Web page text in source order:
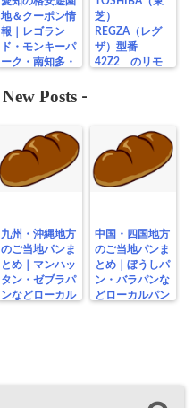
地＆クーポン情
報｜レゴラン
ド・モンキーパ
ーク・南知多・
芝）
REGZA（レグ
ザ）型番
42Z2 のリモ
New Posts -
九州・沖縄地方
のご当地パンま
とめ｜マンハッ
タン・ゼブラパ
ンなどローカル
中国・四国地方
のご当地パンま
とめ｜ぼうしパ
ン・バラパンな
どローカルパン